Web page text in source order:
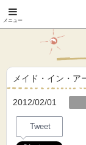
メニュー
メイド・イン・ア
2012/02/01
Tweet